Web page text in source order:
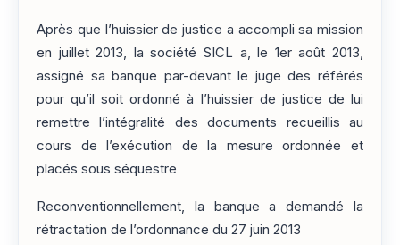
Après que l’huissier de justice a accompli sa mission
en juillet 2013, la société SICL a, le 1er août 2013,
assigné sa banque par-devant le juge des référés
pour qu’il soit ordonné à l’huissier de justice de lui
remettre l’intégralité des documents recueillis au
cours de l’exécution de la mesure ordonnée et
placés sous séquestre
Reconventionnellement, la banque a demandé la
rétractation de l’ordonnance du 27 juin 2013